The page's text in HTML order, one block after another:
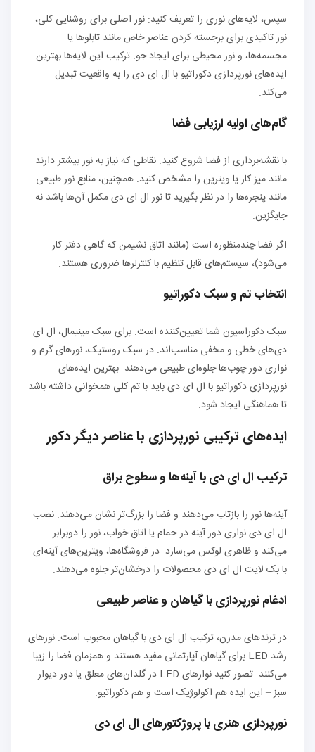
سپس، لایه‌های نوری را تعریف کنید: نور اصلی برای روشنایی کلی،
نور تاکیدی برای برجسته کردن عناصر خاص مانند تابلوها یا
مجسمه‌ها، و نور محیطی برای ایجاد جو. ترکیب این لایه‌ها بهترین
ایده‌های نورپردازی دکوراتیو با ال ای دی را به واقعیت تبدیل
می‌کند.
گام‌های اولیه ارزیابی فضا
با نقشه‌برداری از فضا شروع کنید. نقاطی که نیاز به نور بیشتر دارند
مانند میز کار یا ویترین را مشخص کنید. همچنین، منابع نور طبیعی
مانند پنجره‌ها را در نظر بگیرید تا نور ال ای دی مکمل آن‌ها باشد نه
جایگزین.
اگر فضا چندمنظوره است (مانند اتاق نشیمن که گاهی دفتر کار
می‌شود)، سیستم‌های قابل تنظیم با کنترلرها ضروری هستند.
انتخاب تم و سبک دکوراتیو
سبک دکوراسیون شما تعیین‌کننده است. برای سبک مینیمال، ال ای
دی‌های خطی و مخفی مناسب‌اند. در سبک روستیک، نورهای گرم و
نواری دور چوب‌ها جلوه‌ای طبیعی می‌دهند. بهترین ایده‌های
نورپردازی دکوراتیو با ال ای دی باید با تم کلی همخوانی داشته باشد
تا هماهنگی ایجاد شود.
ایده‌های ترکیبی نورپردازی با عناصر دیگر دکور
ترکیب ال ای دی با آینه‌ها و سطوح براق
آینه‌ها نور را بازتاب می‌دهند و فضا را بزرگ‌تر نشان می‌دهند. نصب
ال ای دی نواری دور آینه در حمام یا اتاق خواب، نور را دوبرابر
می‌کند و ظاهری لوکس می‌سازد. در فروشگاه‌ها، ویترین‌های آینه‌ای
با بک لایت ال ای دی محصولات را درخشان‌تر جلوه می‌دهند.
ادغام نورپردازی با گیاهان و عناصر طبیعی
در ترندهای مدرن، ترکیب ال ای دی با گیاهان محبوب است. نورهای
رشد LED برای گیاهان آپارتمانی مفید هستند و همزمان فضا را زیبا
می‌کنند. تصور کنید نوارهای LED در گلدان‌های معلق یا دور دیوار
سبز – این ایده هم اکولوژیک است و هم دکوراتیو.
نورپردازی هنری با پروژکتورهای ال ای دی